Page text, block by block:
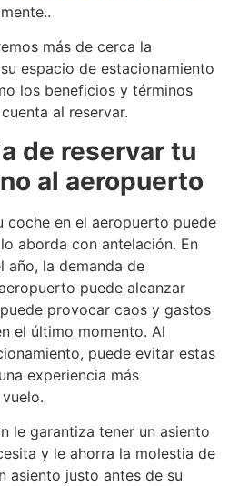
más de cerca la
espacio de estacionamiento
los beneficios y términos
al reservar.
de reservar tu
al aeropuerto
coche en el aeropuerto puede
aborda con antelación. En
año, la demanda de
puede alcanzar
provocar caos y gastos
el último momento. Al
puede evitar estas
experiencia más
le garantiza tener un asiento
y le ahorra la molestia de
asiento justo antes de su